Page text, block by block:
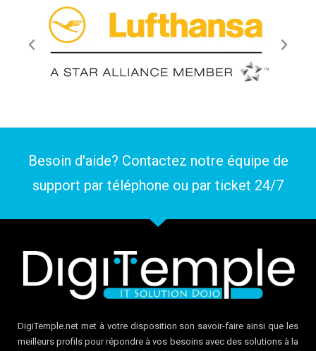
Besoin d'aide? Contactez notre équipe de
support par téléphone ou par ticket 24/7
DigiTemple.net met à votre disposition son savoir-faire ainsi que les
meilleurs profils pour répondre à vos besoins avec des solutions à la